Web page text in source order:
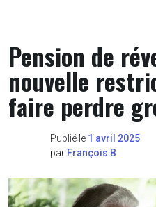
Pension de
nouvelle
faire perdre
Publié le 1 avril 2025
par François B